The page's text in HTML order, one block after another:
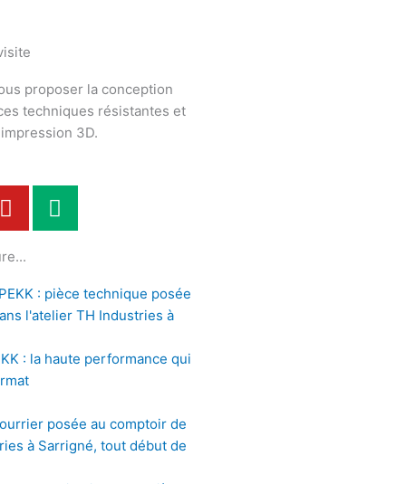
proposer la conception
techniques résistantes et
3D.
Y
o
t
u
b
M
e
u
m
: la haute performance qui